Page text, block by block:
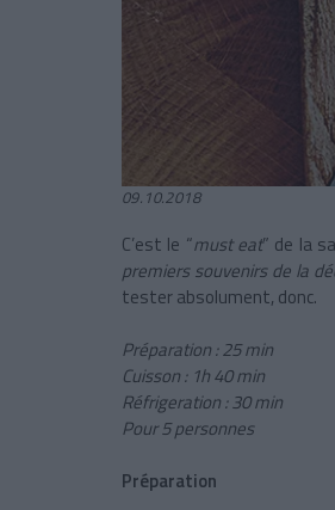
09.10.2018
C’est le “must eat” de la
premiers souvenirs de la
tester absolument, donc.
Préparation : 25 min
Cuisson : 1h 40 min
Réfrigeration : 30 min
Pour 5 personnes
Préparation